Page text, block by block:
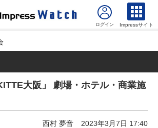
Impressサイト
大阪」 劇場・ホテル・商業施
西村 夢音 2023年3月7日 17:40